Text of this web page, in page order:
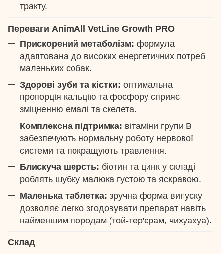
тракту.
Переваги AnimAll VetLine Growth PRO
Прискорений метаболізм: формула
адаптована до високих енергетичних потреб
маленьких собак.
Здорові зуби та кістки: оптимальна
пропорція кальцію та фосфору сприяє
зміцненню емалі та скелета.
Комплексна підтримка: вітаміни групи B
забезпечують нормальну роботу нервової
системи та покращують травлення.
Блискуча шерсть: біотин та цинк у складі
роблять шубку малюка густою та яскравою.
Маленька таблетка: зручна форма випуску
дозволяє легко згодовувати препарат навіть
найменшим породам (той-тер'єрам, чихуахуа).
Склад